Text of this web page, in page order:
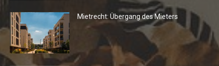
Mietrecht: Übergang des Mieters